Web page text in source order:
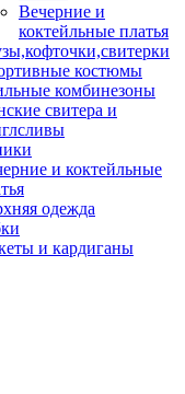
Вечерние и
коктейльные платья
костюмы
комбинезоны
свитера и
и коктейльные
одежда
и кардиганы